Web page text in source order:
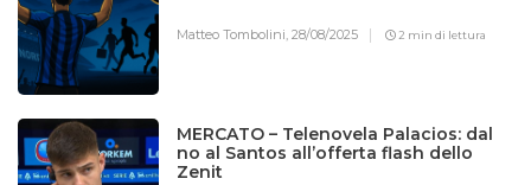
Matteo Tombolini,28/08/2025 2 min di lettura
MERCATO – Telenovela Palacios: dal
no al Santos all’offerta flash dello
Zenit